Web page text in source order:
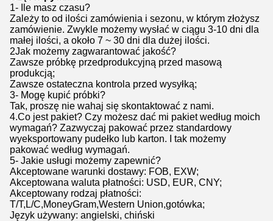
1- Ile masz czasu?
Zależy to od ilości zamówienia i sezonu, w którym złożysz
zamówienie. Zwykle możemy wysłać w ciągu 3-10 dni dla
małej ilości, a około 7 ~ 30 dni dla dużej ilości.
2Jak możemy zagwarantować jakość?
Zawsze próbkę przedprodukcyjną przed masową
produkcją;
Zawsze ostateczna kontrola przed wysyłką;
3- Mogę kupić próbki?
Tak, proszę nie wahaj się skontaktować z nami.
4.Co jest pakiet? Czy możesz dać mi pakiet według moich
wymagań? Zazwyczaj pakować przez standardowy
wyeksportowany pudełko lub karton. I tak możemy
pakować według wymagań.
5- Jakie usługi możemy zapewnić?
Akceptowane warunki dostawy: FOB, EXW;
Akceptowana waluta płatności: USD, EUR, CNY;
Akceptowany rodzaj płatności:
T/T,L/C,MoneyGram,Western Union,gotówka;
Język używany: angielski, chiński